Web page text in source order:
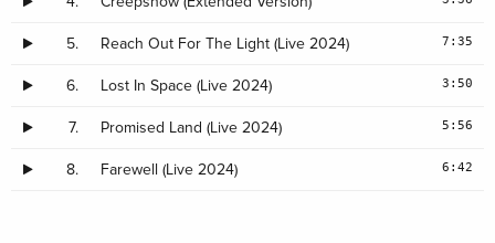
5. Reach Out For The Light (Live 2024) 7:35
6. Lost In Space (Live 2024) 3:50
7. Promised Land (Live 2024) 5:56
8. Farewell (Live 2024) 6:42